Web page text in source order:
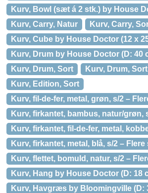
Kurv, Bowl (sæt á 2 stk.) by House
Kurv, Carry, Natur
Kurv, Carry,
Kurv, Cube by House Doctor (12 x
Kurv, Drum by House Doctor (D: 40
Kurv, Drum, Sort
Kurv, Drum,
Kurv, Edition, Sort
Kurv, fil-de-fer, metal, grøn, s/2 –
Kurv, firkantet, bambus, natur/grøn,
Kurv, firkantet, fil-de-fer, metal,
Kurv, firkantet, metal, blå, s/2 –
Kurv, flettet, bomuld, natur, s/2 –
Kurv, Hang by House Doctor (D: 18
Kurv, Havgræs by Bloomingville (D: